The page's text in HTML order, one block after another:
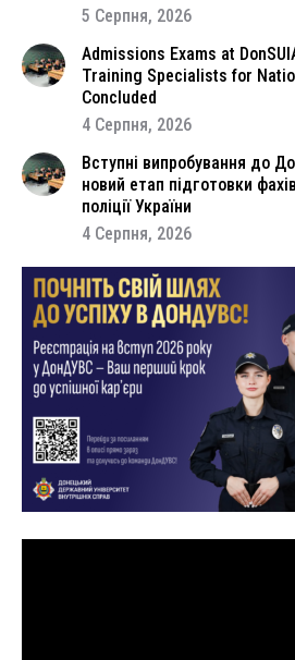
5 Серпня, 2026
Admissions Exams at
Training Specialists for
Concluded
4 Серпня, 2026
Вступні випробування до
новий етап підготовки
поліції України
4 Серпня, 2026